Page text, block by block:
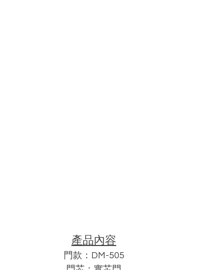
產品內容
門款：DM-505